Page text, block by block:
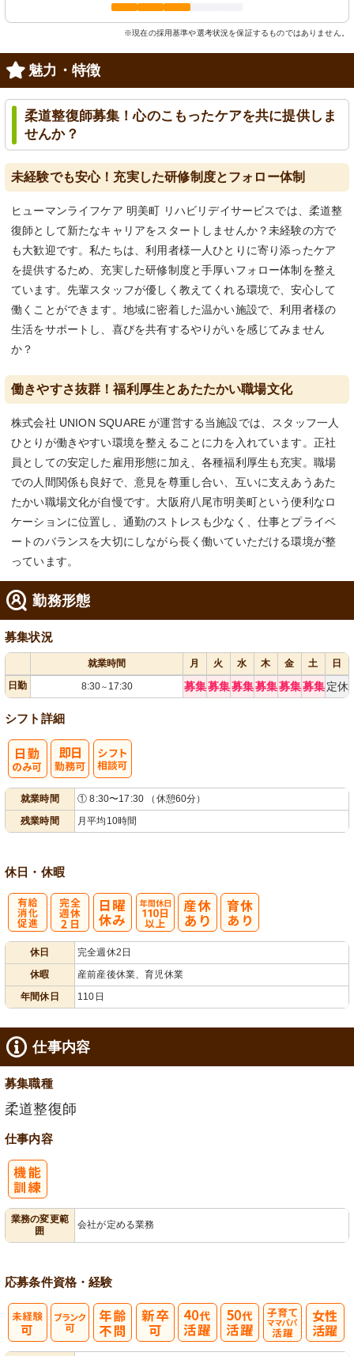
※現在の採用基準や選考状況を保証するものではありません。
魅力・特徴
柔道整復師募集！心のこもったケアを共に提供しま
せんか？
未経験でも安心！充実した研修制度とフォロー体制
ヒューマンライフケア 明美町 リハビリデイサービスでは、柔道整
復師として新たなキャリアをスタートしませんか？未経験の方で
も大歓迎です。私たちは、利用者様一人ひとりに寄り添ったケア
を提供するため、充実した研修制度と手厚いフォロー体制を整え
ています。先輩スタッフが優しく教えてくれる環境で、安心して
働くことができます。地域に密着した温かい施設で、利用者様の
生活をサポートし、喜びを共有するやりがいを感じてみません
か？
働きやすさ抜群！福利厚生とあたたかい職場文化
株式会社 UNION SQUARE が運営する当施設では、スタッフ一人
ひとりが働きやすい環境を整えることに力を入れています。正社
員としての安定した雇用形態に加え、各種福利厚生も充実。職場
での人間関係も良好で、意見を尊重し合い、互いに支えあうあた
たかい職場文化が自慢です。大阪府八尾市明美町という便利なロ
ケーションに位置し、通勤のストレスも少なく、仕事とプライベ
ートのバランスを大切にしながら長く働いていただける環境が整
っています。
勤務形態
募集状況
就業時間 月 火 水 木 金 土
日
日勤
8:30～ 17:30 募集募集募集募集募集募集 定休
シフト詳細
就業時間
① 8:30〜17:30 （休憩60分）
残業時間
月平均10時間
休日・休暇
休日
完全週休2日
休暇
産前産後休業、育児休業
年間休日
110日
仕事内容
募集職種
柔道整復師
仕事内容
業務の変更範
囲
会社が定める業務
応募条件資格・経験